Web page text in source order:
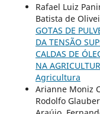
Rafael Luiz
Batista de
GOTAS DE
DA TENSÃO
CALDAS DE
NA
Agricultura
Arianne Moniz
Rodolfo